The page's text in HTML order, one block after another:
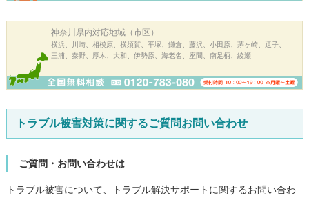
神奈川県内対応地域（市区）
横浜、川崎、相模原、横須賀、平塚、鎌倉、藤沢、小田原、茅ヶ崎、逗子、
三浦、秦野、厚木、大和、伊勢原、海老名、座間、南足柄、綾瀬
トラブル被害対策に関するご質問お問い合わせ
ご質問・お問い合わせは
トラブル被害について、トラブル解決サポートに関するお問い合わ